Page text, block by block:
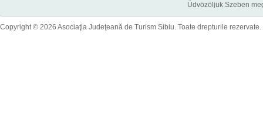
Üdvözöljük Szeben
Copyright © 2026 Asociaţia Judeţeană de Turism Sibiu. Toate drepturile rezervate.